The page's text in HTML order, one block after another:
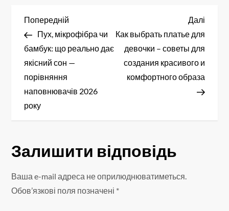
Н
а
в
і
г
ц
і
Попередній
запис
Попередній
Пух, мікрофібра чи
бамбук: що реально дає
якісний сон —
порівняння
наповнювачів 2026
року
запис
Далі
Как выбрать платье для
девочки – советы для
создания красивого и
комфортного образа
Залишити відповідь
Ваша e-mail адреса не оприлюднюватиметься.
Обов’язкові поля позначені *